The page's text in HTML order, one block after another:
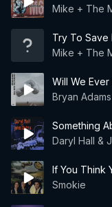
Mike + The
Try To Save
Mike + The
Will We
Bryan Adams
Something
Daryl Hall &
If You Think
Smokie